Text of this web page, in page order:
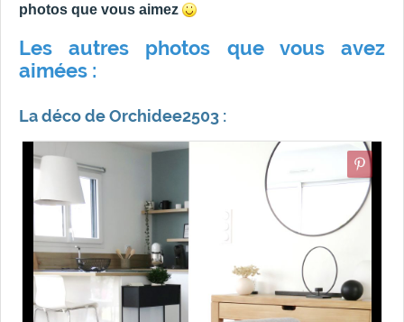
photos que vous aimez
Les autres photos que vous avez
aimées :
La déco de Orchidee2503 :